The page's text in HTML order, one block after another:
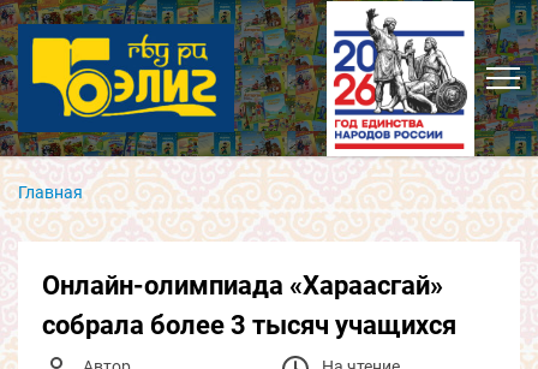
Главная
Онлайн-олимпиада «Хараасгай»
собрала более 3 тысяч учащихся